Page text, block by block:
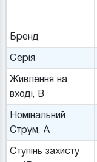
Бренд
Серія
Живлення на
вході, В
Номінальний
Струм, A
Ступінь захисту